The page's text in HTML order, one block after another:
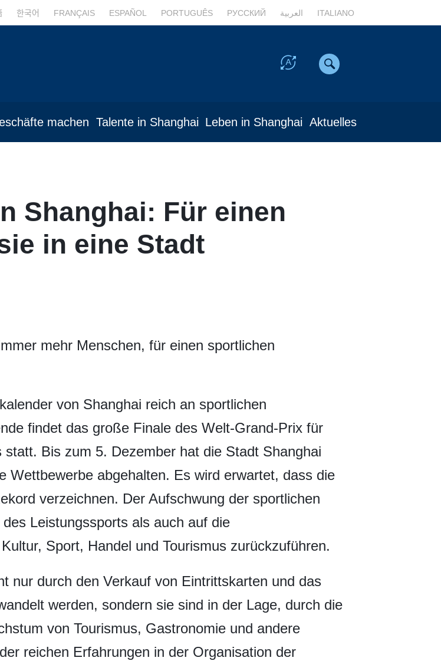
한국어 FRANÇAIS ESPAÑOL PORTUGUÊS РУССКИЙ العربية ITALIANO
machen Talente in Shanghai Leben in Shanghai Aktuelles
Shanghai: Für einen
in eine Stadt
mehr Menschen, für einen sportlichen
von Shanghai reich an sportlichen
findet das große Finale des Welt-Grand-Prix für
Bis zum 5. Dezember hat die Stadt Shanghai
Wettbewerbe abgehalten. Es wird erwartet, dass die
verzeichnen. Der Aufschwung der sportlichen
Leistungssports als auch auf die
Sport, Handel und Tourismus zurückzuführen.
nur durch den Verkauf von Eintrittskarten und das
werden, sondern sie sind in der Lage, durch die
von Tourismus, Gastronomie und andere
reichen Erfahrungen in der Organisation der